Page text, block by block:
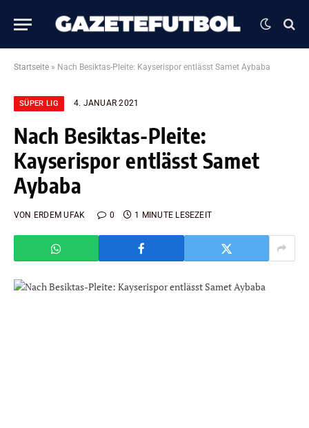
Startseite » Nach Besiktas-Pleite: Kayserispor entlässt Samet Aybaba
SÜPER LIG 4. JANUAR 2021
Nach Besiktas-Pleite:
Kayserispor entlässt Samet
Aybaba
VON ERDEM UFAK 0 1 MINUTE LESEZEIT